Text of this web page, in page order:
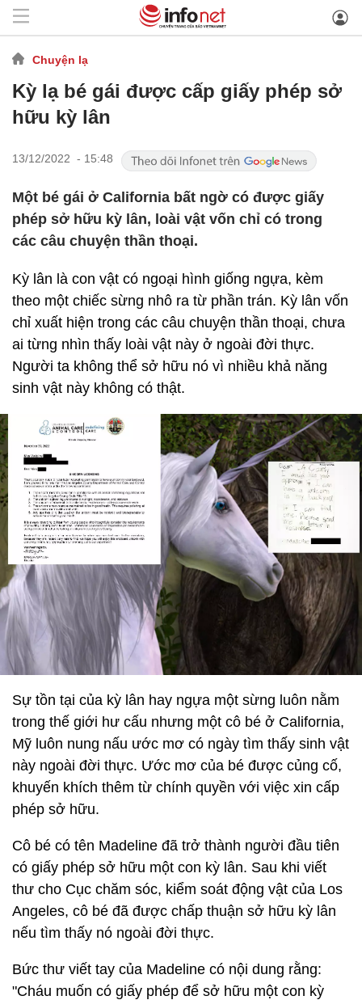
Chuyện lạ
Kỳ lạ bé gái được cấp giấy phép sở
hữu kỳ lân
13/12/2022 - 15:48
Một bé gái ở California bất ngờ có được giấy
phép sở hữu kỳ lân, loài vật vốn chỉ có trong
các câu chuyện thần thoại.
Kỳ lân là con vật có ngoại hình giống ngựa, kèm
theo một chiếc sừng nhô ra từ phần trán. Kỳ lân vốn
chỉ xuất hiện trong các câu chuyện thần thoại, chưa
ai từng nhìn thấy loài vật này ở ngoài đời thực.
Người ta không thể sở hữu nó vì nhiều khả năng
sinh vật này không có thật.
Sự tồn tại của kỳ lân hay ngựa một sừng luôn nằm
trong thế giới hư cấu nhưng một cô bé ở California,
Mỹ luôn nung nấu ước mơ có ngày tìm thấy sinh vật
này ngoài đời thực. Ước mơ của bé được củng cố,
khuyến khích thêm từ chính quyền với việc xin cấp
phép sở hữu.
Cô bé có tên Madeline đã trở thành người đầu tiên
có giấy phép sở hữu một con kỳ lân. Sau khi viết
thư cho Cục chăm sóc, kiểm soát động vật của Los
Angeles, cô bé đã được chấp thuận sở hữu kỳ lân
nếu tìm thấy nó ngoài đời thực.
Bức thư viết tay của Madeline có nội dung rằng:
"Cháu muốn có giấy phép để sở hữu một con kỳ